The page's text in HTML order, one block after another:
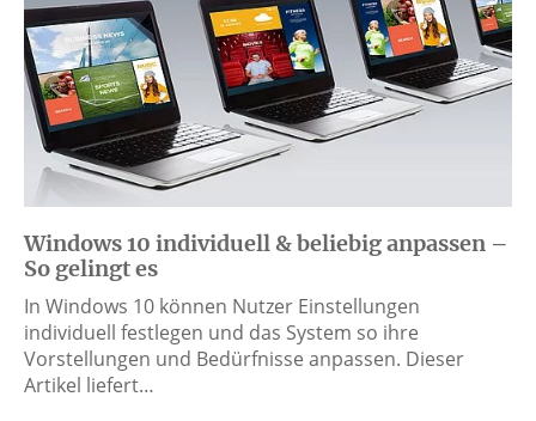
Windows 10 individuell & beliebig anpassen –
So gelingt es
In Windows 10 können Nutzer Einstellungen
individuell festlegen und das System so ihre
Vorstellungen und Bedürfnisse anpassen. Dieser
Artikel liefert…